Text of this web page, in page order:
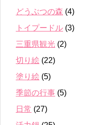
どうぶつの森 (4)
トイプードル (3)
三重県観光 (2)
切り絵 (22)
塗り絵 (5)
季節の行事 (5)
日常 (27)